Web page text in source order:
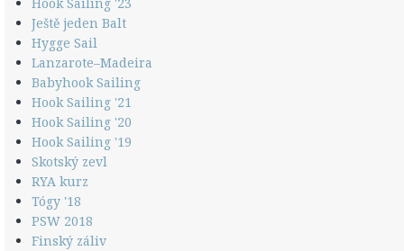
Ještě jeden Balt
Hygge Sail
Lanzarote–Madeira
Babyhook Sailing
Hook Sailing '21
Hook Sailing '20
Hook Sailing '19
Skotský zevl
RYA kurz
Tógy '18
PSW 2018
Finský záliv